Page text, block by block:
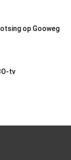
op Gooweg
tv